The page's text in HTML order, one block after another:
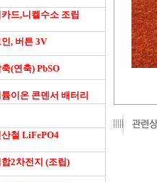
카드,니켈수소 조립
인, 버튼 3V
축(연축) PbSO
튬이온 콘덴서 배터리
산철 LiFePO4
합2차전지 (조립)